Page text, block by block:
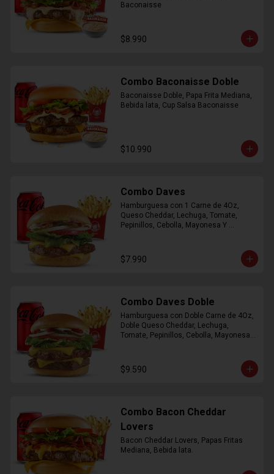
Baconaisse
$8.990
Combo Baconaisse Doble
Baconaisse Doble, Papa Frita Mediana,
Bebida lata, Cup Salsa Baconaisse
$10.990
Combo Daves
Hamburguesa con 1 Carne de 4Oz,
Queso Cheddar, Lechuga, Tomate,
Pepinillos, Cebolla, Mayonesa Y
$7.990
Combo Daves Doble
Hamburguesa con Doble Carne de 4Oz,
Doble Queso Cheddar, Lechuga,
Tomate, Pepinillos, Cebolla, Mayonesa y
$9.590
Combo Bacon Cheddar
Lovers
Bacon Cheddar Lovers, Papas Fritas
Mediana, Bebida lata.